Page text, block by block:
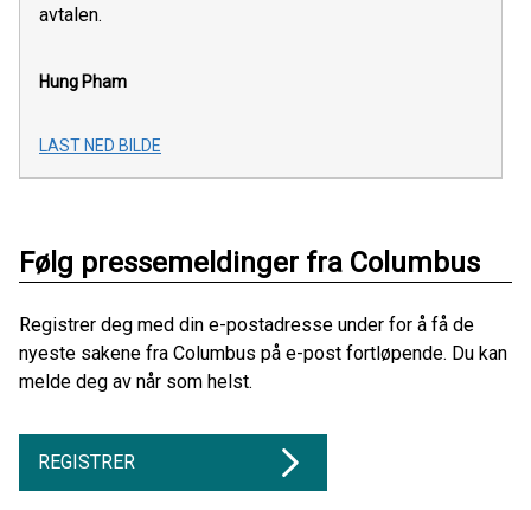
avtalen.
Hung Pham
LAST NED BILDE
Følg pressemeldinger fra Columbus
Registrer deg med din e-postadresse under for å få de
nyeste sakene fra Columbus på e-post fortløpende. Du kan
melde deg av når som helst.
REGISTRER